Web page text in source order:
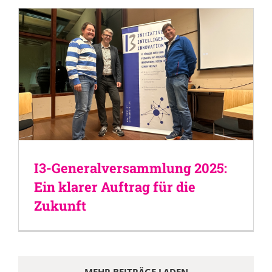
I3-Generalversammlung 2025:
Ein klarer Auftrag für die
Zukunft